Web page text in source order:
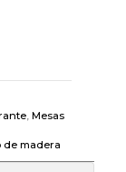
Mesas
de madera